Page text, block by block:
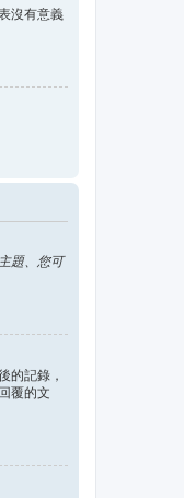
沒有意義
題、您可
的記錄，
覆的文